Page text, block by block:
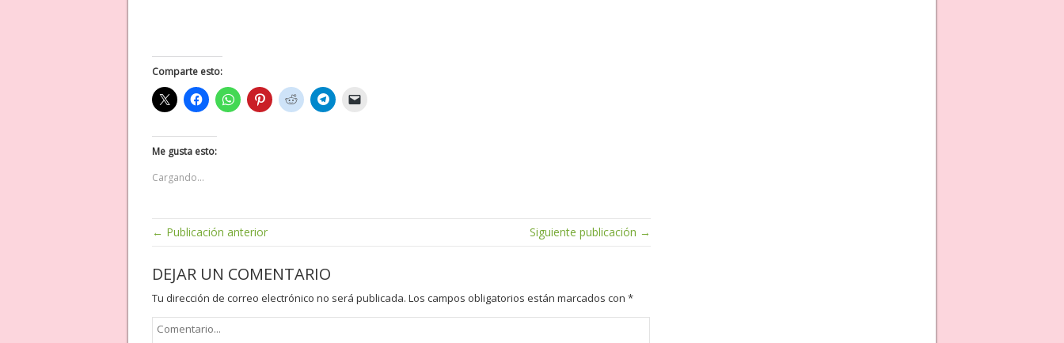
Comparte esto:
Me gusta esto:
Cargando...
← Publicación anterior Siguiente publicación →
DEJAR UN COMENTARIO
Tu dirección de correo electrónico no será publicada. Los campos obligatorios están marcados con *